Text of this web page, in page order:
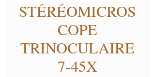
STÉRÉOMICROS
COPE
TRINOCULAIRE
7-45X